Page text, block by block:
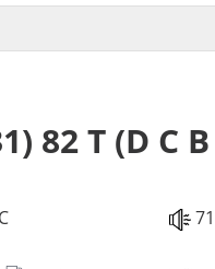
82 T (D C
C